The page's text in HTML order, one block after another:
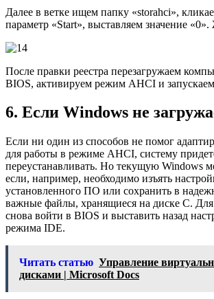
Далее в ветке ищем папку «storahci»,
параметр «Start», выставляем значение
После правки реестра перезагружаем
BIOS, активируем режим AHCI и запускаем
6. Если Windows не
Если ни один из способов не помог
для работы в режиме AHCI, систему
переустанавливать. Но текущую Windows
если, например, необходимо изъять
установленного ПО или сохранить в
важные файлы, хранящиеся на диске С.
снова войти в BIOS и выставить назад
режима IDE.
Читать статью Управление
дисками | Microsoft Docs